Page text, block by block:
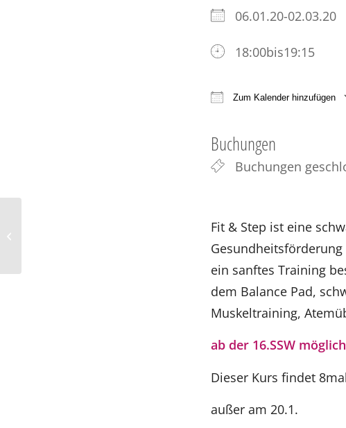
06.01.20-02.03.20
18:00bis19:15
Zum Kalender hinzufügen
Buchungen
Buchungen
Fit & Step ist eine
ein sanftes Training
dem Balance Pad,
Muskeltraining,
ab der 16.SSW möglich
Dieser Kurs findet
außer am 20.1.